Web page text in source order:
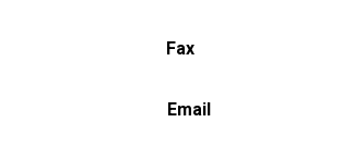
Fax
Email